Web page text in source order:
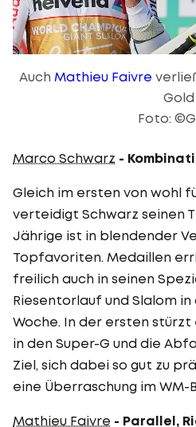
Auch Mathieu Faivre
Gold
Foto:
Marco Schwarz -
Gleich im ersten von wohl
verteidigt Schwarz seinen
Jährige ist in blendender
Topfavoriten. Medaillen
freilich auch in seinen
Riesentorlauf und Slalom
Woche. In der ersten
in den Super-G und die
Ziel, sich dabei so gut zu
eine Überraschung im
Mathieu Faivre - Parallel,